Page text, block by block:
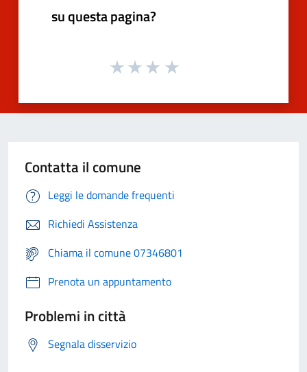
su questa pagina?
Contatta il comune
Leggi le domande frequenti
Richiedi Assistenza
Chiama il comune 07346801
Prenota un appuntamento
Problemi in città
Segnala disservizio